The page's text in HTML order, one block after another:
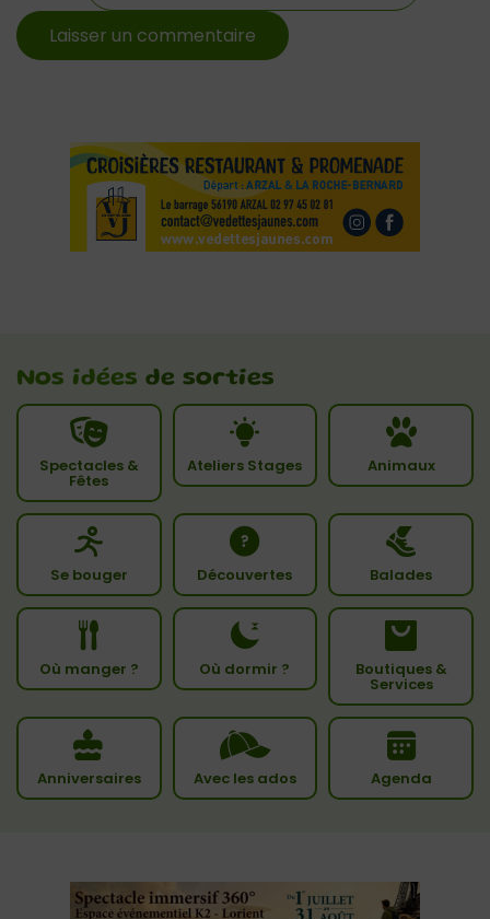
Nos idées de sorties
Spectacles &
Fêtes
Ateliers Stages Animaux
Se bouger Découvertes Balades
Où manger ? Où dormir ? Boutiques &
Services
Anniversaires Avec les ados Agenda